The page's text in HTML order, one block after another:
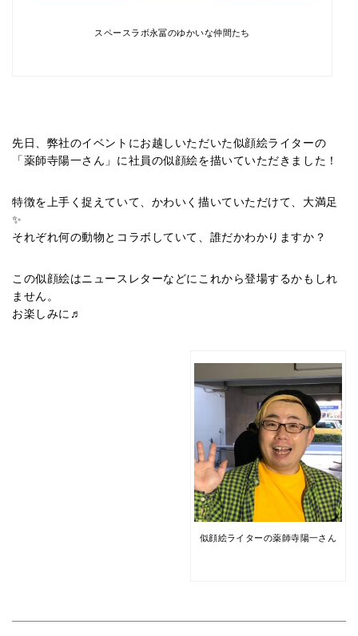
スペースラボ永冨のゆかいな仲間たち
先日、弊社のイベントにお越しいただいた似顔絵ライターの
「薬師寺陽一さん」に社員の似顔絵を描いていただきました！
特徴を上手く捉えていて、かわいく描いていただけて、大満足
✨
それぞれ何の動物とコラボしていて、誰だかわかりますか？
この似顔絵はニュースレターなどにこれから登場するかもしれ
ません。
お楽しみに♬
似顔絵ライターの薬師寺陽一さん